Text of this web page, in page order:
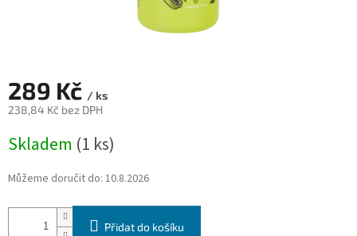
289 Kč / ks
238,84 Kč bez DPH
cena:
Skladem (1 ks)
Můžeme doručit do: 10.8.2026
Přidat do košíku